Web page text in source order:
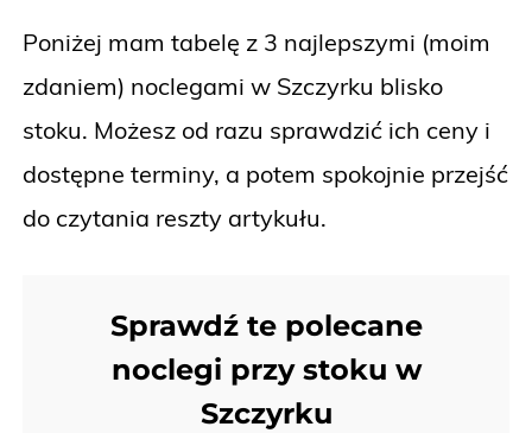
Poniżej mam tabelę z 3 najlepszymi (moim
zdaniem) noclegami w Szczyrku blisko
stoku. Możesz od razu sprawdzić ich ceny i
dostępne terminy, a potem spokojnie przejść
do czytania reszty artykułu.
Sprawdź te polecane
noclegi przy stoku w
Szczyrku